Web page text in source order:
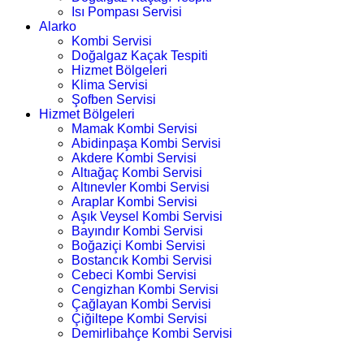
Isı Pompası Servisi
Alarko
Kombi Servisi
Doğalgaz Kaçak Tespiti
Hizmet Bölgeleri
Klima Servisi
Şofben Servisi
Hizmet Bölgeleri
Mamak Kombi Servisi
Abidinpaşa Kombi Servisi
Akdere Kombi Servisi
Altıağaç Kombi Servisi
Altınevler Kombi Servisi
Araplar Kombi Servisi
Aşık Veysel Kombi Servisi
Bayındır Kombi Servisi
Boğaziçi Kombi Servisi
Bostancık Kombi Servisi
Cebeci Kombi Servisi
Cengizhan Kombi Servisi
Çağlayan Kombi Servisi
Çiğiltepe Kombi Servisi
Demirlibahçe Kombi Servisi